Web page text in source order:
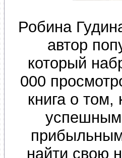
Робина
автор
который
000
книга о том,
найти свою